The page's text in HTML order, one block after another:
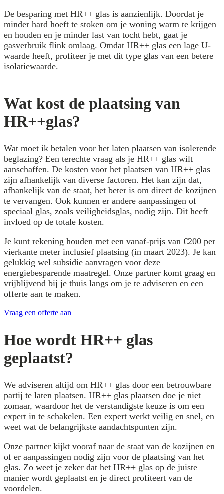
De besparing met HR++ glas is aanzienlijk. Doordat je
minder hard hoeft te stoken om je woning warm te krijgen
en houden en je minder last van tocht hebt, gaat je
gasverbruik flink omlaag. Omdat HR++ glas een lage U-
waarde heeft, profiteer je met dit type glas van een betere
isolatiewaarde.
Wat kost de plaatsing van
HR++glas?
Wat moet ik betalen voor het laten plaatsen van isolerende
beglazing? Een terechte vraag als je HR++ glas wilt
aanschaffen. De kosten voor het plaatsen van HR++ glas
zijn afhankelijk van diverse factoren. Het kan zijn dat,
afhankelijk van de staat, het beter is om direct de kozijnen
te vervangen. Ook kunnen er andere aanpassingen of
speciaal glas, zoals veiligheidsglas, nodig zijn. Dit heeft
invloed op de totale kosten.
Je kunt rekening houden met een vanaf-prijs van €200 per
vierkante meter inclusief plaatsing (in maart 2023). Je kan
gelukkig wel subsidie aanvragen voor deze
energiebesparende maatregel. Onze partner komt graag en
vrijblijvend bij je thuis langs om je te adviseren en een
offerte aan te maken.
Vraag een offerte aan
Hoe wordt HR++ glas
geplaatst?
We adviseren altijd om HR++ glas door een betrouwbare
partij te laten plaatsen. HR++ glas plaatsen doe je niet
zomaar, waardoor het de verstandigste keuze is om een
expert in te schakelen. Een expert werkt veilig en snel, en
weet wat de belangrijkste aandachtspunten zijn.
Onze partner kijkt vooraf naar de staat van de kozijnen en
of er aanpassingen nodig zijn voor de plaatsing van het
glas. Zo weet je zeker dat het HR++ glas op de juiste
manier wordt geplaatst en je direct profiteert van de
voordelen.